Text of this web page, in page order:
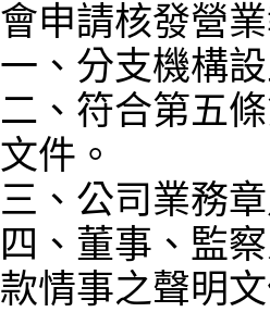
會申請核發營
一、分支機構
二、符合第五
文件。
三、公司業務
四、董事、監
款情事之聲明